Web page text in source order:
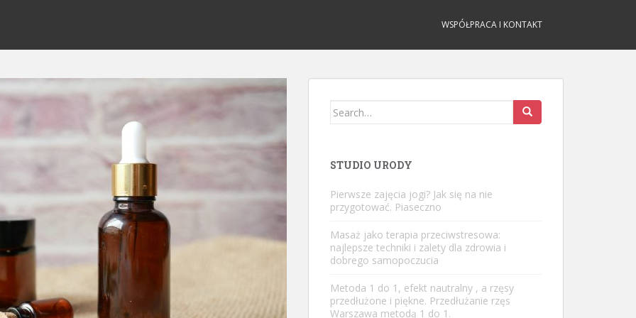
WSPÓŁPRACA I KONTAKT
Search
STUDIO URODY
Pierwsze zajęcia jogi? Jak się na nie
przygotować. Piaseczno
Masaż jako terapia przeciwstresowa:
najlepsze techniki i zalety dla zdrowia i
dobrego samopoczucia
Metoda 1 do 1, efekt nautralny , a rzęsy
przedłużone i piękne. Przedłużanie rzęs
Warszawa metodą 1 do 1.